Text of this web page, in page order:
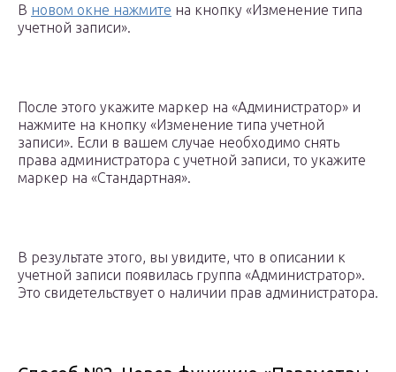
В новом окне нажмите на кнопку «Изменение типа
учетной записи».
После этого укажите маркер на «Администратор» и
нажмите на кнопку «Изменение типа учетной
записи». Если в вашем случае необходимо снять
права администратора с учетной записи, то укажите
маркер на «Стандартная».
В результате этого, вы увидите, что в описании к
учетной записи появилась группа «Администратор».
Это свидетельствует о наличии прав администратора.